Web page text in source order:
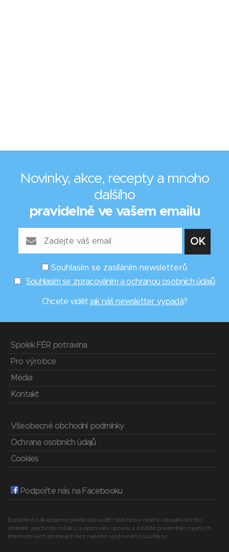
Novinky, akce, recepty a mnoho
dalšího
pravidelně ve vašem emailu
Souhlasím se zasíláním newsletterů
Souhlasím se zpracováním a ochranou osobních údajů
Chcete vidět jak náš newsletter vypadá?
Spolek FÉR potravina
Pro výrobce
Média
Kontakt
Všeobecné obchodní podmínky
Ochrana osobních údajů
Cookies
Podpořte nás na Facebooku
Explicitně zakazujeme jakékoli použití části nebo celého obsahu těchto
stránek, jejich reprodukci, kopírování, úpravu a zvláště prezentaci na jiných
internetových stránkách bez našeho výslovného souhlasu.